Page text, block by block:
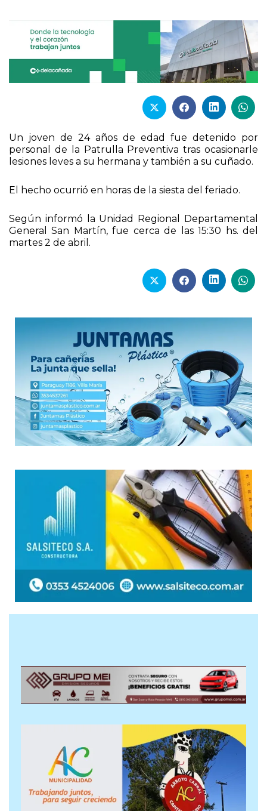
Un joven de 24 años de edad fue detenido por
personal de la Patrulla Preventiva tras ocasionarle
lesiones leves a su hermana y también a su cuñado.
El hecho ocurrió en horas de la siesta del feriado.
Según informó la Unidad Regional Departamental
General San Martín, fue cerca de las 15:30 hs. del
martes 2 de abril.